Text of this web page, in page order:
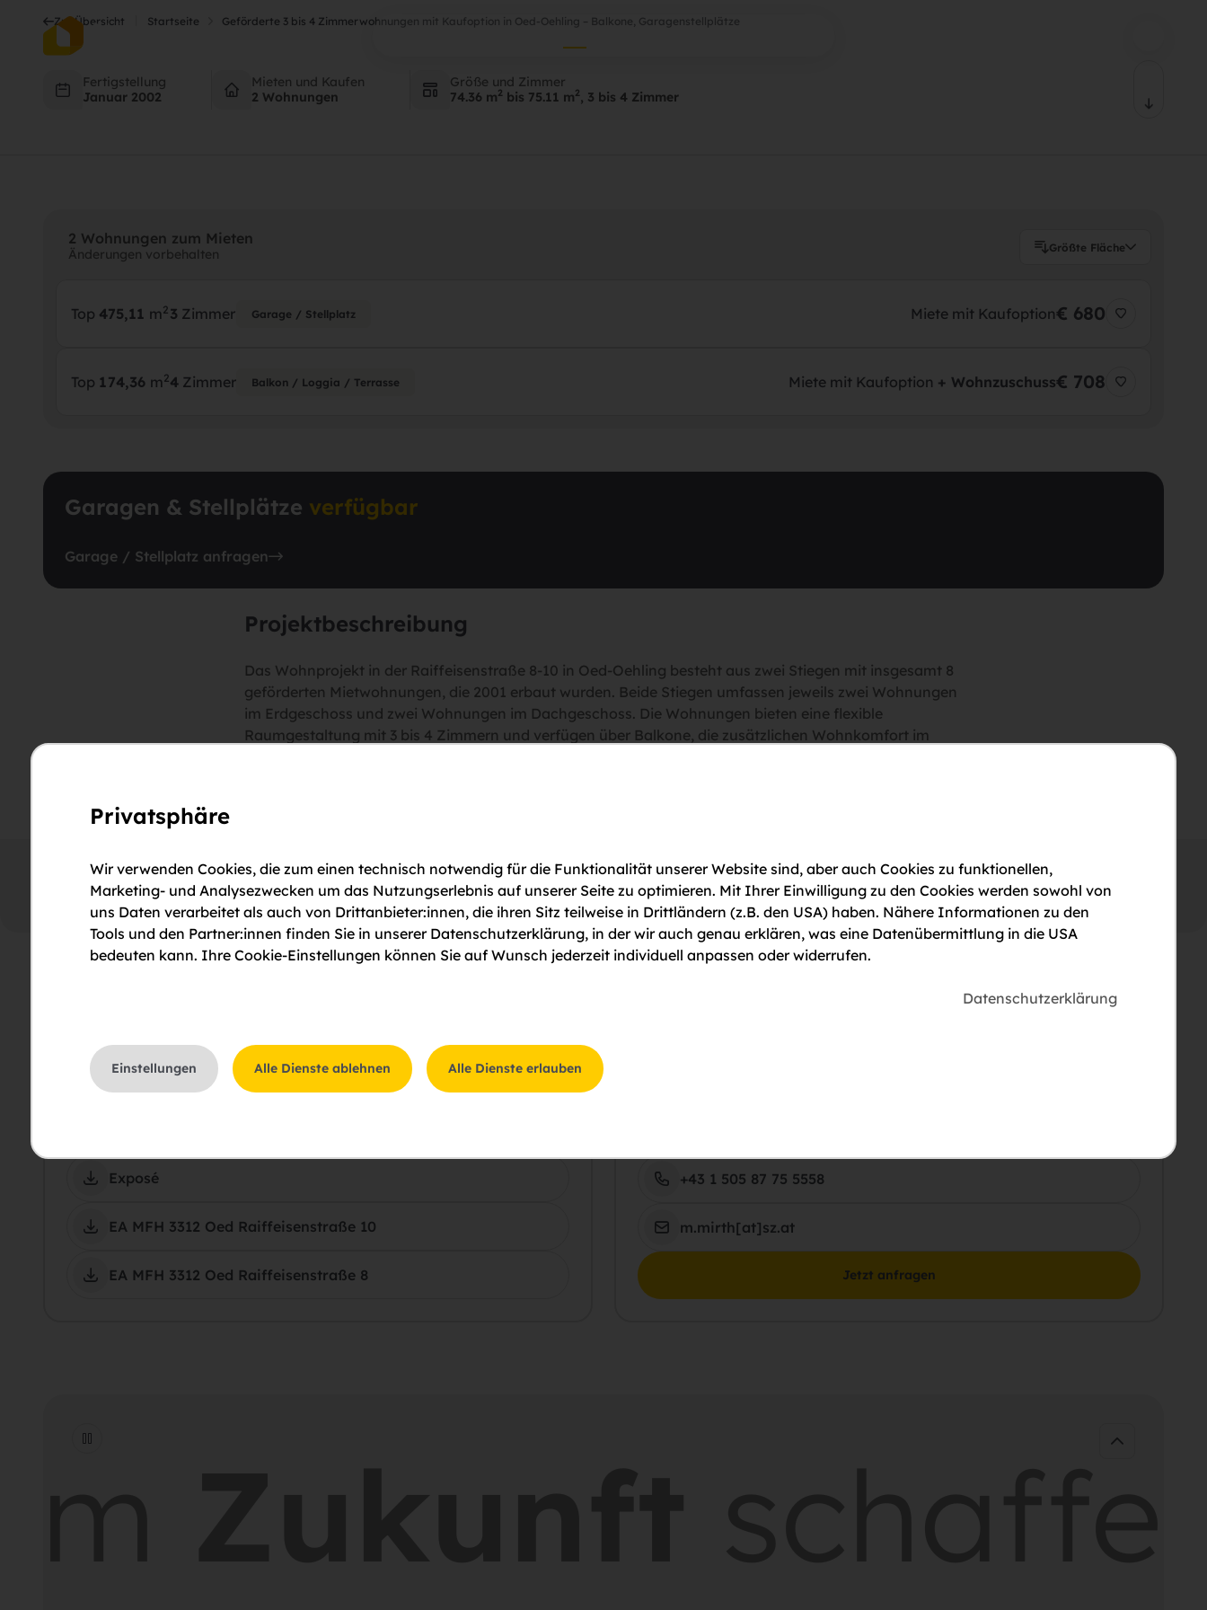
Balkone, Garagenstellplätze
Balkone, Garagenstellplätze
Zur Übersicht Startseite Geförderte 3 bis 4 Zimmerwohnungen mit Kaufoption in Oed-Oehling – Balkone, Garagenstellplätze
Fertigstellung
Januar 2002
Mieten und Kaufen
2 Wohnungen
Größe und Zimmer
74.36 m2 bis 75.11 m2 , 3 bis 4 Zimmer
2 Wohnungen zum Mieten
Änderungen vorbehalten Größte Fläche
Top 475,11 m2 3 Zimmer Garage / Stellplatz Miete mit Kaufoption€ 680
Top 174,36 m24 Zimmer Balkon / Loggia / Terrasse Miete mit Kaufoption + Wohnzuschuss€ 708
Garagen & Stellplätze verfügbar
Garage / Stellplatz anfragen
Projektbeschreibung
Das Wohnprojekt in der Raiffeisenstraße 8-10 in Oed-Oehling besteht aus zwei Stiegen mit insgesamt 8
geförderten Mietwohnungen, die 2001 erbaut wurden. Beide Stiegen umfassen jeweils zwei Wohnungen
im Erdgeschoss und zwei Wohnungen im Dachgeschoss. Die Wohnungen bieten eine flexible
Raumgestaltung mit 3 bis 4 Zimmern und verfügen über Balkone, die zusätzlichen Wohnkomfort im
Außenansicht Raiffeisenstraße
Weitere Information
Exposé
EA MFH 3312 Oed Raiffeisenstraße 10
EA MFH 3312 Oed Raiffeisenstraße 8
+43 1 505 87 75 5558
m.mirth[at]sz.at
Jetzt anfragen
Privatsphäre
Wir verwenden Cookies, die zum einen technisch notwendig für die Funktionalität unserer Website sind, aber auch Cookies zu funktionellen,
Marketing- und Analysezwecken um das Nutzungserlebnis auf unserer Seite zu optimieren. Mit Ihrer Einwilligung zu den Cookies werden sowohl von
uns Daten verarbeitet als auch von Drittanbieter:innen, die ihren Sitz teilweise in Drittländern (z.B. den USA) haben. Nähere Informationen zu den
Tools und den Partner:innen finden Sie in unserer Datenschutzerklärung, in der wir auch genau erklären, was eine Datenübermittlung in die USA
bedeuten kann. Ihre Cookie-Einstellungen können Sie auf Wunsch jederzeit individuell anpassen oder widerrufen.
Datenschutzerklärung
Einstellungen Alle Dienste ablehnen Alle Dienste erlauben